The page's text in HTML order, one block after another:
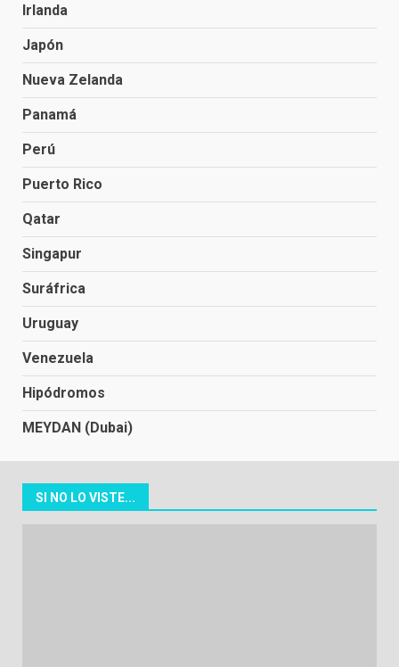
Irlanda
Japón
Nueva Zelanda
Panamá
Perú
Puerto Rico
Qatar
Singapur
Suráfrica
Uruguay
Venezuela
Hipódromos
MEYDAN (Dubai)
SI NO LO VISTE...